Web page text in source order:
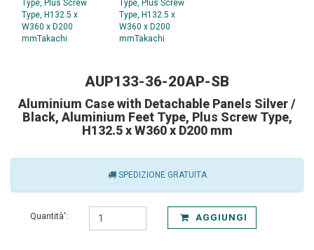
AUP133-36-20AP-SB
Aluminium Case with Detachable Panels Silver /
Black, Aluminium Feet Type, Plus Screw Type,
H132.5 x W360 x D200 mm
SPEDIZIONE GRATUITA
Quantità': AGGIUNGI